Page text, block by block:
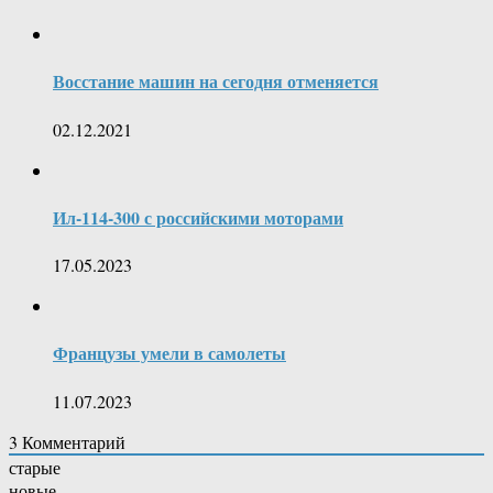
Восстание машин на сегодня отменяется
02.12.2021
Ил-114-300 с российскими моторами
17.05.2023
Французы умели в самолеты
11.07.2023
3 Комментарий
старые